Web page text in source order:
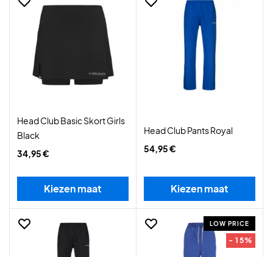
Head Club Basic Skort Girls
Black
34,95 €
Kiezen maat
Head Club Pants Royal
54,95 €
Kiezen maat
LOW PRICE
- 15%